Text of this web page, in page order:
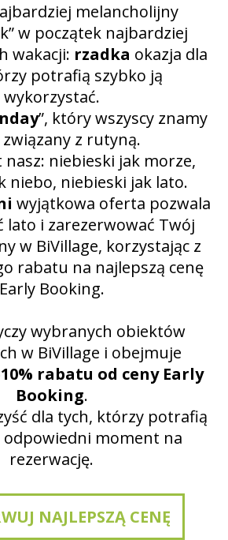
melancholijny
w początek najbardziej
wakacji: rzadka okazja dla
potrafią szybko ją
wykorzystać.
”, który wszyscy znamy
z rutyną.
niebieski jak morze,
niebo, niebieski jak lato.
wyjątkowa oferta pozwala
lato i zarezerwować Twój
w BiVillage, korzystając z
rabatu na najlepszą cenę
Early Booking.
wybranych obiektów
w BiVillage i obejmuje
rabatu od ceny Early
Booking.
dla tych, którzy potrafią
odpowiedni moment na
rezerwację.
NAJLEPSZĄ CENĘ